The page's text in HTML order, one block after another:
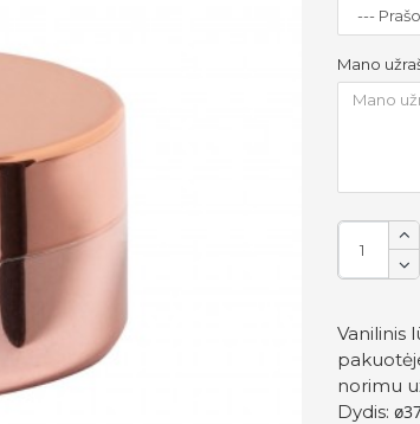
Mano
Vanilinis
norimu
Dydis: